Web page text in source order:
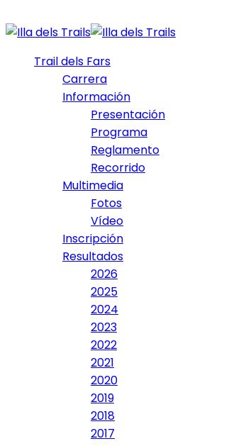
Trail dels Fars
Carrera
Información
Presentación
Programa
Reglamento
Recorrido
Multimedia
Fotos
Vídeo
Inscripción
Resultados
2026
2025
2024
2023
2022
2021
2020
2019
2018
2017